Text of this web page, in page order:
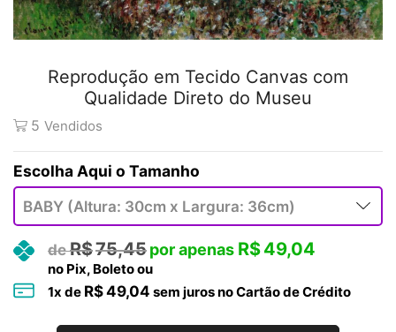
Reprodução em Tecido Canvas com
Qualidade Direto do Museu
5 Vendidos
Tamanho
R$75,45 R$49,04
no Pix, Boleto ou
1x de R$49,04 sem juros no Cartão de Crédito